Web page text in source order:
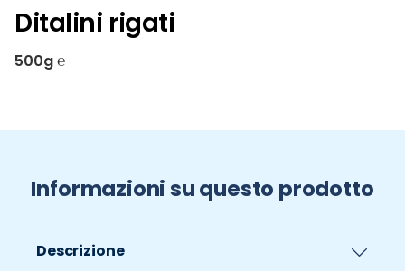
Ditalini rigati
500g ℮
Informazioni su questo prodotto
Descrizione